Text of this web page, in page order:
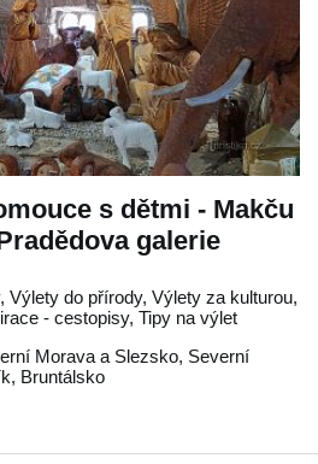
s dětmi - Makču
galerie
Výlety do přírody, Výlety za kulturou,
- cestopisy, Tipy na výlet
Morava a Slezsko, Severní
, Bruntálsko